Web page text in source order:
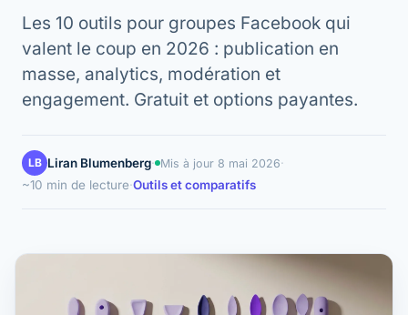
Les 10 outils pour groupes Facebook qui
valent le coup en 2026 : publication en
masse, analytics, modération et
engagement. Gratuit et options payantes.
LB Liran Blumenberg· Mis à jour 8 mai 2026·
~10 min de lecture·Outils et comparatifs